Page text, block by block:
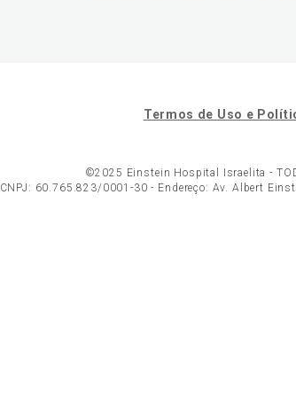
Termos de Uso e
©2025 Einstein Hospital Israelita -
CNPJ: 60.765.823/0001-30 - Endereço: Av. Albert